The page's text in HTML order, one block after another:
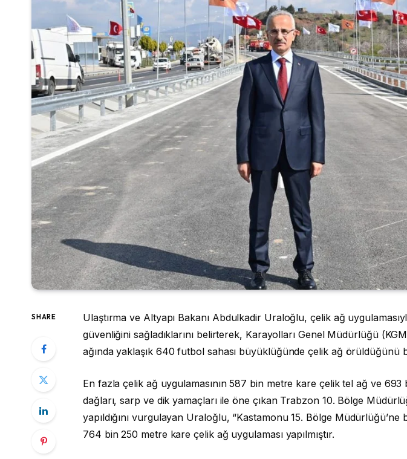
SHARE
Ulaştırma ve Altyapı Bakanı Abdulkadir Uraloğlu, çelik ağ
güvenliğini sağladıklarını belirterek, Karayolları Genel Müdürlüğü
ağında yaklaşık 640 futbol sahası büyüklüğünde çelik ağ örüldüğünü
En fazla çelik ağ uygulamasının 587 bin metre kare çelik tel ağ ve
dağları, sarp ve dik yamaçları ile öne çıkan Trabzon 10. Bölge
yapıldığını vurgulayan Uraloğlu, “Kastamonu 15. Bölge Müdürlüğü’ne
764 bin 250 metre kare çelik ağ uygulaması yapılmıştır.